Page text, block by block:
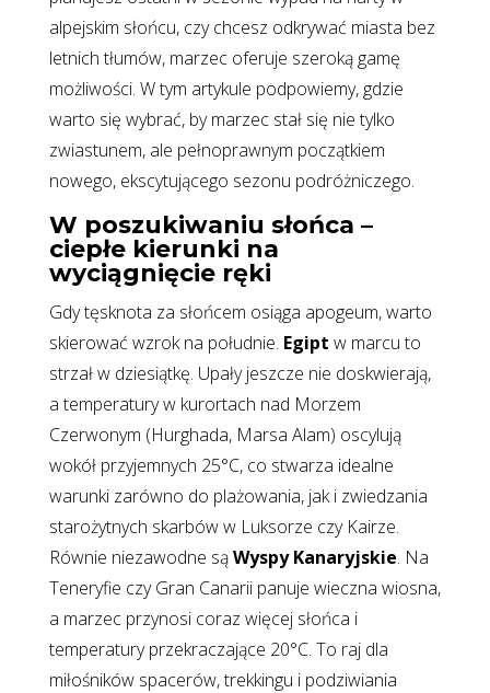
alpejskim słońcu, czy chcesz odkrywać miasta bez
letnich tłumów, marzec oferuje szeroką gamę
możliwości. W tym artykule podpowiemy, gdzie
warto się wybrać, by marzec stał się nie tylko
zwiastunem, ale pełnoprawnym początkiem
nowego, ekscytującego sezonu podróżniczego.
W poszukiwaniu słońca –
ciepłe kierunki na
wyciągnięcie ręki
Gdy tęsknota za słońcem osiąga apogeum, warto
skierować wzrok na południe. Egipt w marcu to
strzał w dziesiątkę. Upały jeszcze nie doskwierają,
a temperatury w kurortach nad Morzem
Czerwonym (Hurghada, Marsa Alam) oscylują
wokół przyjemnych 25°C, co stwarza idealne
warunki zarówno do plażowania, jak i zwiedzania
starożytnych skarbów w Luksorze czy Kairze.
Równie niezawodne sąWyspy Kanaryjskie. Na
Teneryfie czy Gran Canarii panuje wieczna wiosna,
a marzec przynosi coraz więcej słońca i
temperatury przekraczające 20°C. To raj dla
miłośników spacerów, trekkingu i podziwiania